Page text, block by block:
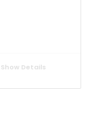
Show Details